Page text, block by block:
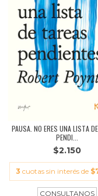
PAUSA. NO ERES UNA LISTA
PENDI...
$2.150
3 cuotas sin interés de